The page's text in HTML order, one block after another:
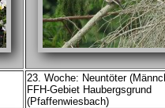
23. Woche: Neuntöter
FFH-Gebiet Haubergsgrund
(Pfaffenwiesbach)